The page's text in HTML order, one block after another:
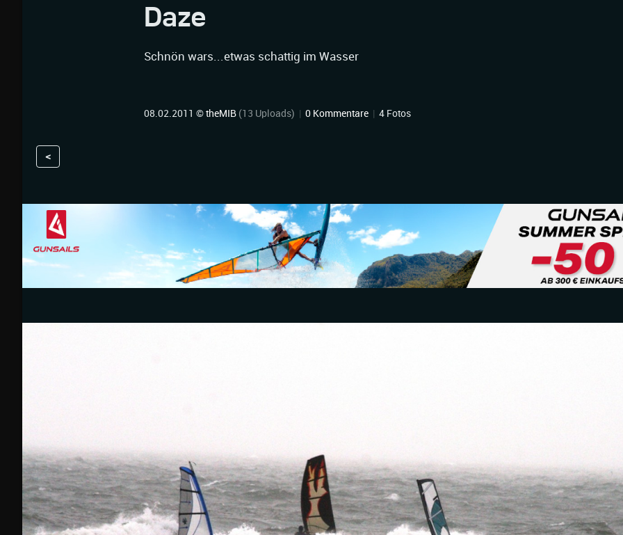
Daze
Schnön wars...etwas schattig im Wasser
08.02.2011 ©theMIB (13 Uploads) | 0 Kommentare | 4 Fotos
<